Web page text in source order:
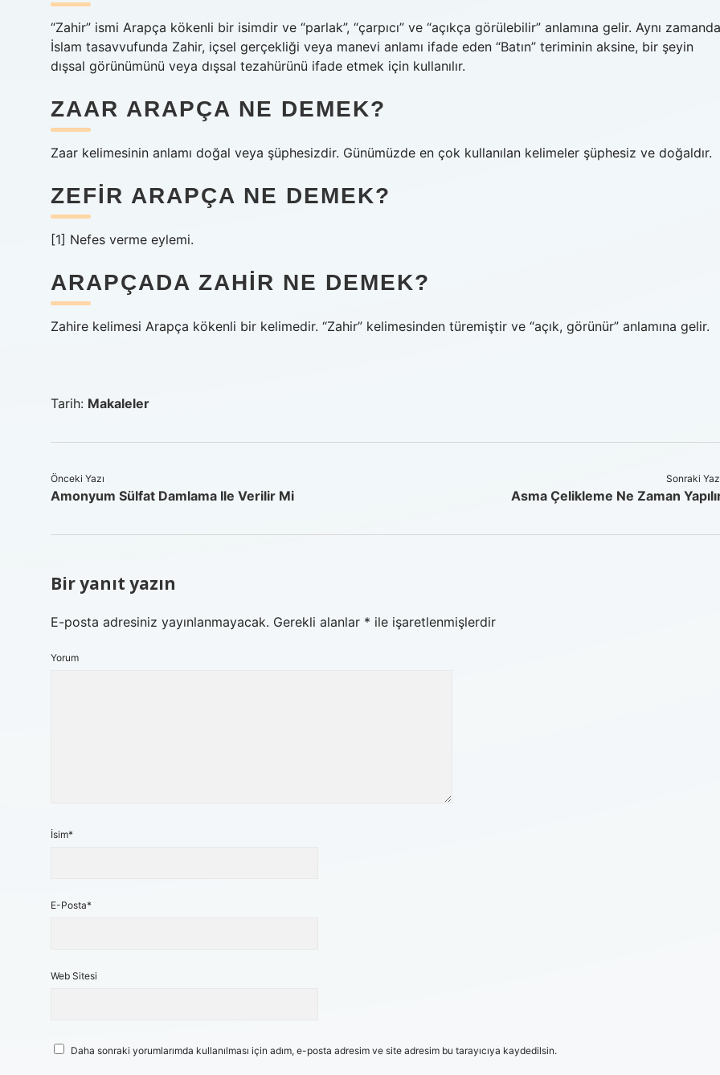
“Zahir” ismi Arapça kökenli bir isimdir ve “parlak”, “çarpıcı” ve “açıkça görülebilir” anlamına gelir. Aynı
İslam tasavvufunda Zahir, içsel gerçekliği veya manevi anlamı ifade eden “Batın” teriminin aksine, bir şeyin
dışsal görünümünü veya dışsal tezahürünü ifade etmek için kullanılır.
ZAAR ARAPÇA NE DEMEK?
Zaar kelimesinin anlamı doğal veya şüphesizdir. Günümüzde en çok kullanılan kelimeler şüphesiz ve doğaldır.
ZEFIR ARAPÇA NE DEMEK?
[1] Nefes verme eylemi.
ARAPÇADA ZAHIR NE DEMEK?
Zahire kelimesi Arapça kökenli bir kelimedir. “Zahir” kelimesinden türemiştir ve “açık, görünür” anlamına gelir.
Tarih: Makaleler
Önceki Yazı
Amonyum Sülfat Damlama Ile Verilir Mi
Sonraki
Asma Çelikleme Ne Zaman
Bir yanıt yazın
E-posta adresiniz yayınlanmayacak. Gerekli alanlar * ile işaretlenmişlerdir
Yorum
İsim*
E-Posta*
Web Sitesi
Daha sonraki yorumlarımda kullanılması için adım, e-posta adresim ve site adresim bu tarayıcıya kaydedilsin.